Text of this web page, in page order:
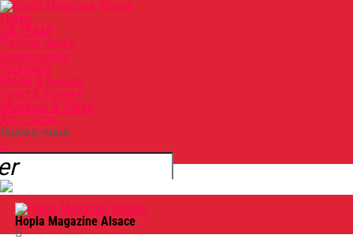
Home
LA TEAM
People News
Gastronomie
Tourisme
Mode & beauté
Sport & Loisirs
Musique & Vidéo
Art / Déco
Suivez-nous
Hopla Magazine Alsace